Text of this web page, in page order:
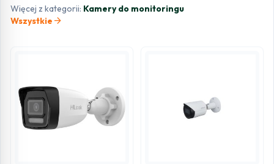
Więcej z kategorii: Kamery do monitoringu
Wszystkie arrow_forward